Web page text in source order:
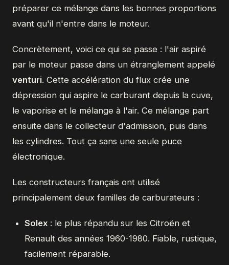
préparer ce mélange dans les bonnes proportions
avant qu'il n'entre dans le moteur.
Concrètement, voici ce qui se passe : l'air aspiré
par le moteur passe dans un étranglement appelé
venturi. Cette accélération du flux crée une
dépression qui aspire le carburant depuis la cuve,
le vaporise et le mélange à l'air. Ce mélange part
ensuite dans le collecteur d'admission, puis dans
les cylindres. Tout ça sans une seule puce
électronique.
Les constructeurs français ont utilisé
principalement deux familles de carburateurs :
Solex : le plus répandu sur les Citroën et
Renault des années 1960-1980. Fiable, rustique,
facilement réparable.